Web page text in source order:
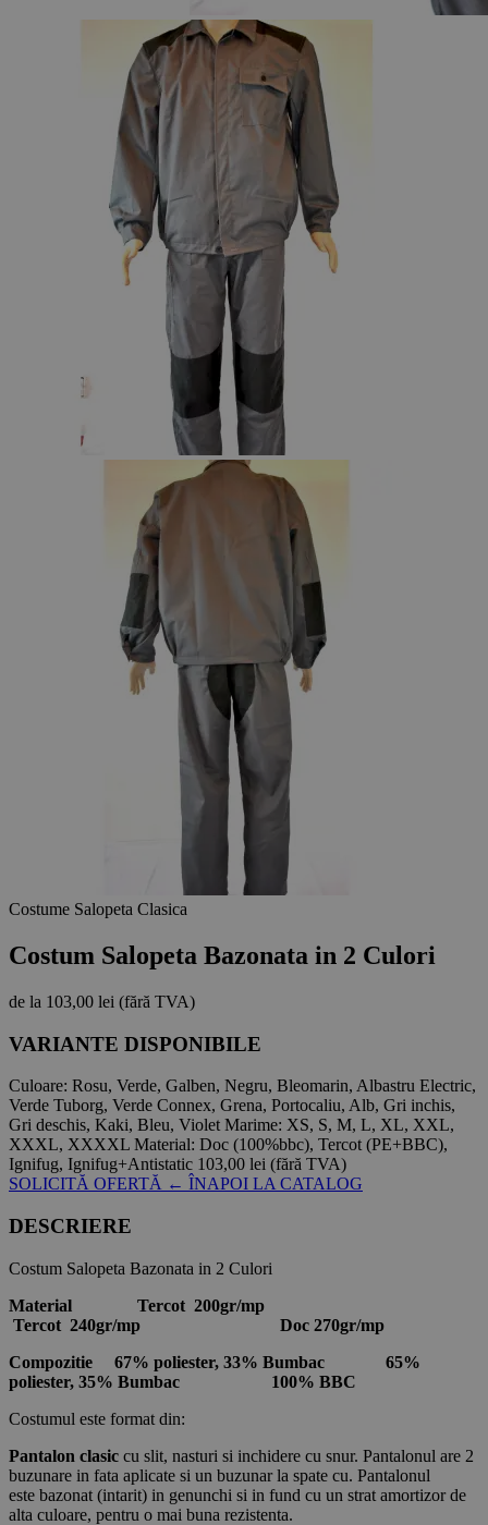
Costume Salopeta Clasica
Costum Salopeta Bazonata in 2 Culori
de la 103,00 lei (fără TVA)
VARIANTE DISPONIBILE
Culoare: Rosu, Verde, Galben, Negru, Bleomarin, Albastru Electric,
Verde Tuborg, Verde Connex, Grena, Portocaliu, Alb, Gri inchis,
Gri deschis, Kaki, Bleu, Violet Marime: XS, S, M, L, XL, XXL,
XXXL, XXXXL Material: Doc (100%bbc), Tercot (PE+BBC),
Ignifug, Ignifug+Antistatic 103,00 lei (fără TVA)
SOLICITĂ OFERTĂ ← ÎNAPOI LA CATALOG
DESCRIERE
Costum Salopeta Bazonata in 2 Culori
Material
Tercot 200gr/mp
Tercot 240gr/mp Doc 270gr/mp
Compozitie 67% poliester, 33% Bumbac
65%
poliester, 35% Bumbac 100% BBC
Costumul este format din:
Pantalon clasic cu slit, nasturi si inchidere cu snur. Pantalonul are 2
buzunare in fata aplicate si un buzunar la spate cu. Pantalonul
este bazonat (intarit) in genunchi si in fund cu un strat amortizor de
alta culoare, pentru o mai buna rezistenta.